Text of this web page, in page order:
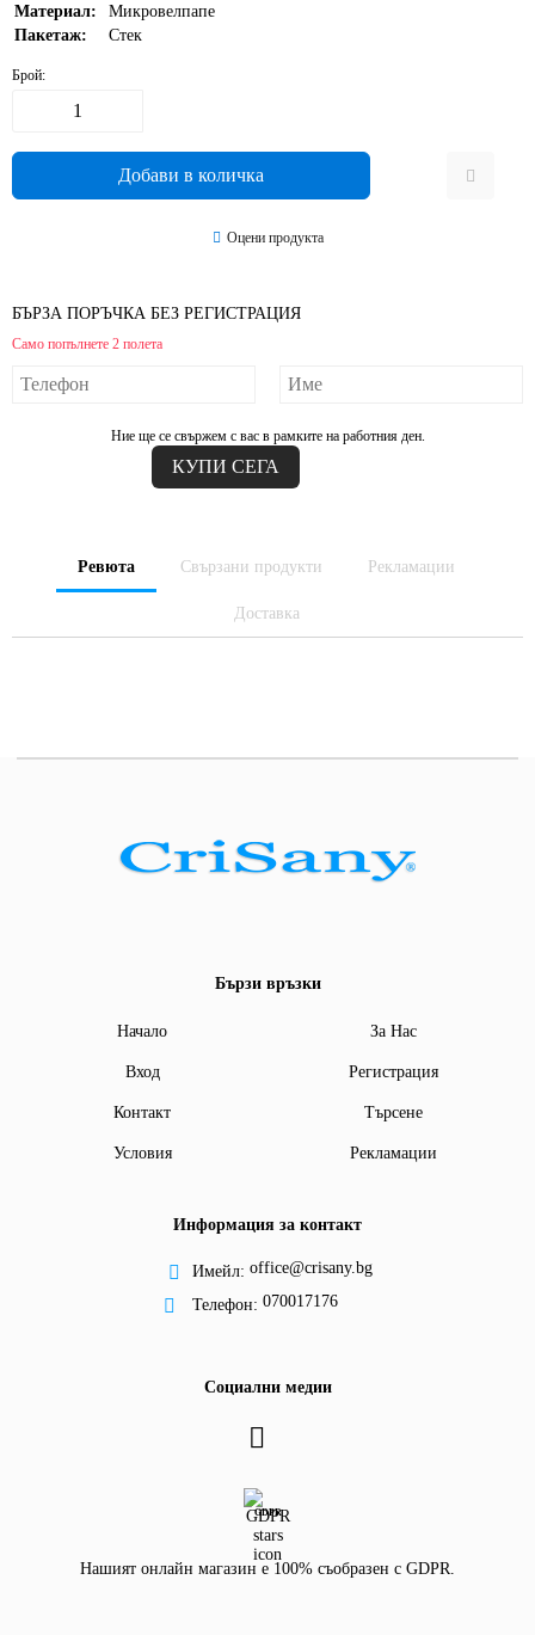
Материал:
Микровелпапе
Пакетаж:
Стек
Брой:
Оцени продукта
БЪРЗА ПОРЪЧКА БЕЗ РЕГИСТРАЦИЯ
Само попълнете 2 полета
Ние ще се свържем с вас в рамките на работния ден.
Ревюта Свързани продукти Рекламации
Доставка
Бързи връзки
Начало За Нас
Вход Регистрация
Контакт Търсене
Условия Рекламации
Информация за контакт
Имейл: office@crisany.bg
Телефон: 070017176
Социални медии
GDPR
Нашият онлайн магазин е 100% съобразен с GDPR.